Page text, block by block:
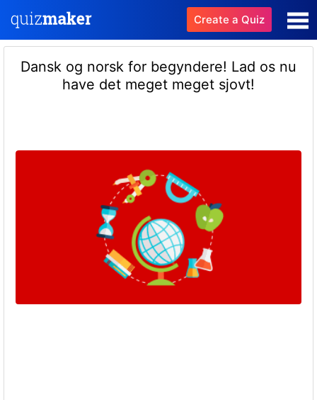
Create a Quiz
Dansk og norsk for begyndere! Lad os nu
have det meget meget sjovt!